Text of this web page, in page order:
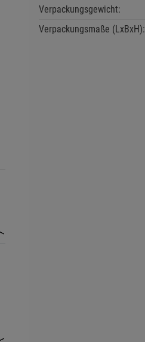
Verpackungsgewicht:
Verpackungsmaße (LxBxH):